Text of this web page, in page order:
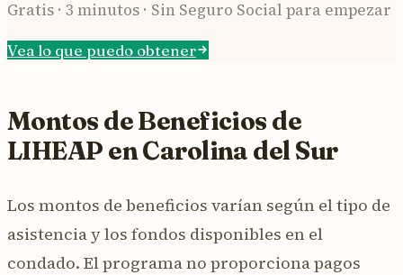
Gratis · 3 minutos · Sin Seguro Social para empezar
Vea lo que puedo obtener
Montos de Beneficios de
LIHEAP en Carolina del Sur
Los montos de beneficios varían según el tipo de
asistencia y los fondos disponibles en el
condado. El programa no proporciona pagos